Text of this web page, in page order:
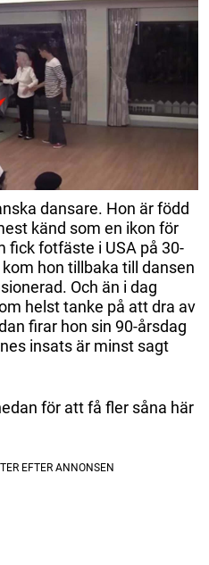
dansare. Hon är född
känd som en ikon för
fick fotfäste i USA på 30-
hon tillbaka till dansen
Och än i dag
helst tanke på att dra av
firar hon sin 90-årsdag
insats är minst sagt
för att få fler såna här